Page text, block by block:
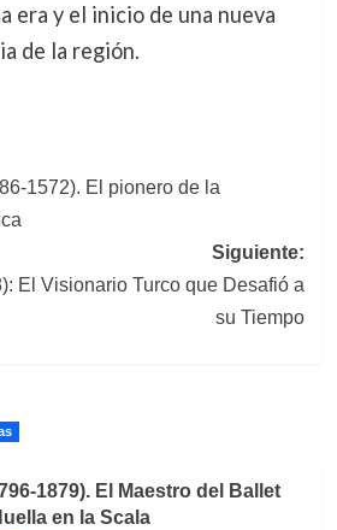
era y el inicio de una nueva
de la región.
1572). El pionero de la
Siguiente:
El Visionario Turco que Desafió a
su Tiempo
1879). El Maestro del Ballet
en la Scala